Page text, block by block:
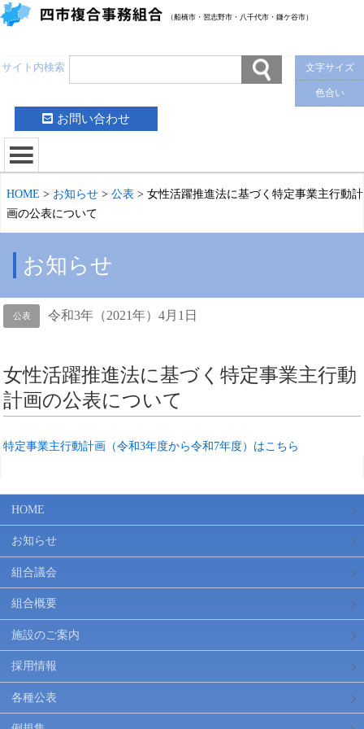
（船橋市・習志野市・八千代市・鎌ケ谷市）
サイト内検索 文字サイズ
色合い
お問い合わせ
HOME > お知らせ > 公表 > 女性活躍推進法に基づく特定事業主行動計
画の公表について
お知らせ
公表 令和3年（2021年）4月1日
女性活躍推進法に基づく特定事業主行動
計画の公表について
特定事業主行動計画（令和3年度から令和7年度）はこちら
HOME
お知らせ
組合議会
組合概要
施設のご案内
採用情報
各種公表